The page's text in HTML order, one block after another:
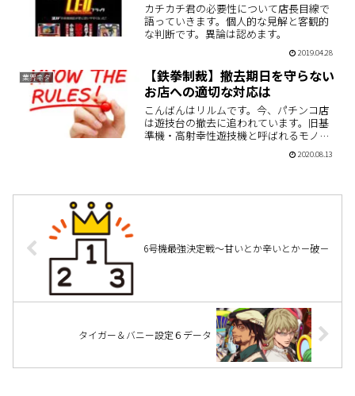
カチカチ君の必要性について店長目線で
語っていきます。個人的な見解と客観的
な判断です。異論は認めます。
2019.04.28
業界ネタ
【鉄拳制裁】撤去期日を守らない
お店への適切な対応は
こんばんはリルムです。今、パチンコ店
は遊技台の撤去に追われています。旧基
準機・高射幸性遊技機と呼ばれるモノを
毎月すこしずつ撤去しなければならない
のです。パチンコであれば「CR機」スロ
2020.08.13
6号機最強決定戦～甘いとか辛いとか－破－
タイガー＆バニー設定６データ